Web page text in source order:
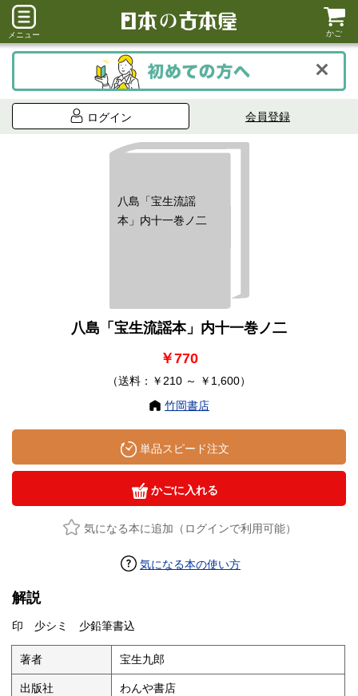
メニュー かご
ログイン 会員登録
八島「宝生流謡
本」内十一巻ノ二
八島「宝生流謡本」内十一巻ノ二
￥770
（送料：￥210 ～ ￥1,600）
竹岡書店
単品スピード注文
かごに入れる
気になる本に追加（ログインで利用可能）
気になる本の使い方
解説
印 少シミ 少鉛筆書込
著者 宝生九郎
出版社 わんや書店